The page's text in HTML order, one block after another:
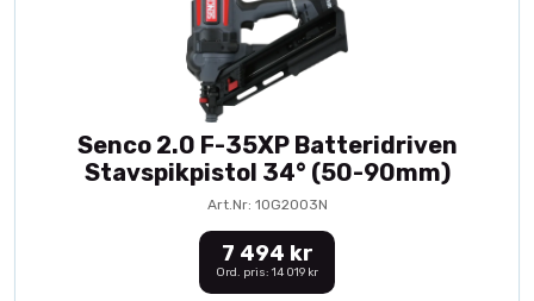
Senco 2.0 F-35XP Batteridriven
Stavspikpistol 34° (50-90mm)
Art.Nr: 10G2003N
7 494 kr
Ord. pris: 14 019 kr